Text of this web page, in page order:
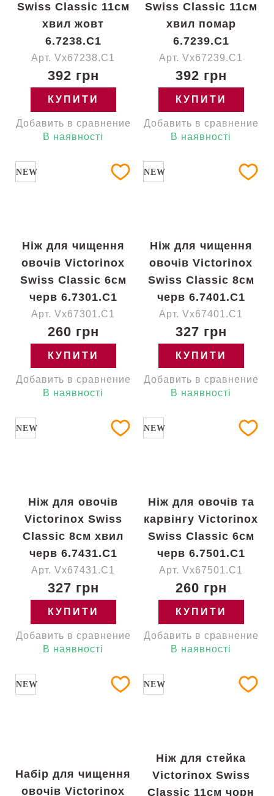
Swiss Classic 11см
хвил жовт
6.7238.C1
Арт. Vx67238.C1
392 грн
КУПИТИ
Добавить в сравнение
В наявності
Swiss Classic 11см
хвил помар
6.7239.C1
Арт. Vx67239.C1
392 грн
КУПИТИ
Добавить в сравнение
В наявності
NEW
Ніж для чищення
овочів Victorinox
Swiss Classic 6см
черв 6.7301.C1
Арт. Vx67301.C1
260 грн
КУПИТИ
Добавить в сравнение
В наявності
NEW
Ніж для чищення
овочів Victorinox
Swiss Classic 8см
черв 6.7401.C1
Арт. Vx67401.C1
327 грн
КУПИТИ
Добавить в сравнение
В наявності
NEW
Ніж для овочів
Victorinox Swiss
Classic 8см хвил
черв 6.7431.C1
Арт. Vx67431.C1
327 грн
КУПИТИ
Добавить в сравнение
В наявності
NEW
Ніж для овочів та
карвінгу Victorinox
Swiss Classic 6см
черв 6.7501.C1
Арт. Vx67501.C1
260 грн
КУПИТИ
Добавить в сравнение
В наявності
NEW
Набір для чищення
овочів Victorinox
NEW
Ніж для стейка
Victorinox Swiss
Classic 11см чорн